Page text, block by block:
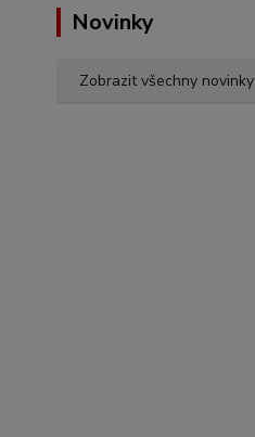
Novinky
Zobrazit všechny novinky